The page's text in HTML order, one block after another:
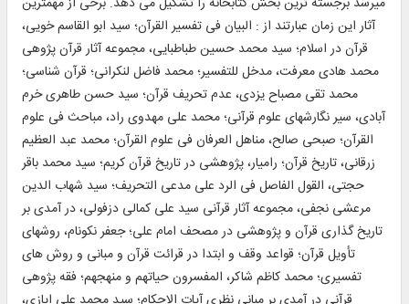
آثار اين زمان عبارتند از : البيان فى تفسير القرآن؛ سيد ابو القاسم خويى،
قرآن در اسلام؛ سيد محمد حسين طباطبايى، مجموعه آثار قرآن پژوهى
محمد هادى معرفت، مدخل للتفسير؛ محمد فاضل لنكرانى؛ قرآن شناسى؛
محمد تقى مصباح يزدى، عدم تحريف قرآن؛ سيد حسن طاهرى خرم
آبادى، سير نگارشهاى علوم قرآنى؛ محمد على مهدوى راد، مباحث فى علوم
القرآن؛ صبحى صالح، مناهل العرفان فى علوم القرآن؛ محمد عبد العظيم
زرقانى، تاريخ قرآن؛ راميار، پژوهشى در تاريخ قرآن كريم؛ سيد محمد باقر
حجتى، القول الفاصل فى الرد على مدعى التحريف؛ سيد شهاب الدين
مرعشى نجفى، مجموعه آثار قرآنى سيد على كمالى دزفولى، در آمدى بر
تاريخ گذارى قرآن و پژوهشى در مصحف امام على؛ جعفر نكونام، روشهاى
تأويل قرآن؛ قواعد وقف و ابتدا در قرائت قرآن و مبانى و روش هاى
تفسيرى؛ محمد كاظم شاكر، المفسرون حياتهم و منهجهم؛ فقه پژوهى